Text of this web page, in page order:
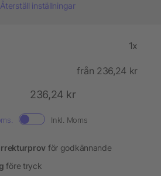
Återställ inställningar
1x
från 236,24 kr
236,24 kr
Inkl. Moms
för godkännande
före tryck